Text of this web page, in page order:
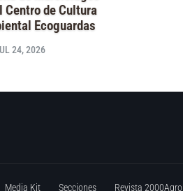
Centro de Cultura
Ecoguardas
24, 2026
Media Kit Secciones Revista 2000Agro